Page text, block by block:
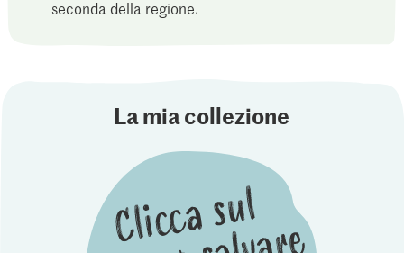
seconda della regione.
La mia collezione